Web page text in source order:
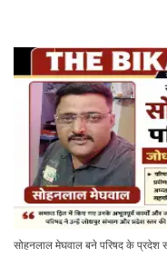
सोहनलाल मेघवाल बने परिषद के प्रदेश